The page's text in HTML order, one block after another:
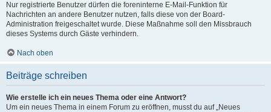
Nur registrierte Benutzer dürfen die foreninterne E-Mail-Funktion für
Nachrichten an andere Benutzer nutzen, falls diese von der Board-
Administration freigeschaltet wurde. Diese Maßnahme soll den Missbrauch
dieses Systems durch Gäste verhindern.
Nach oben
Beiträge schreiben
Wie erstelle ich ein neues Thema oder eine Antwort?
Um ein neues Thema in einem Forum zu eröffnen, musst du auf „Neues